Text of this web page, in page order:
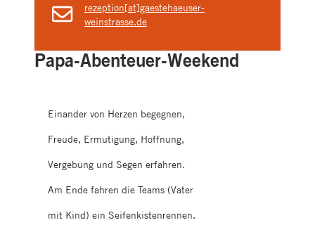
rezeption[at]gaestehaeuser-
weinstrasse.de
Papa-Abenteuer-Weekend
Einander von Herzen begegnen,
Freude, Ermutigung, Hoffnung,
Vergebung und Segen erfahren.
Am Ende fahren die Teams (Vater
mit Kind) ein Seifenkistenrennen.